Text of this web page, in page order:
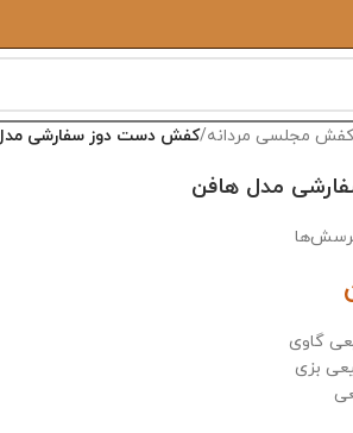
کفش مجلسی مردانه/کفش دست دوز سفارشی
مدل هافن
گاوی
بزی